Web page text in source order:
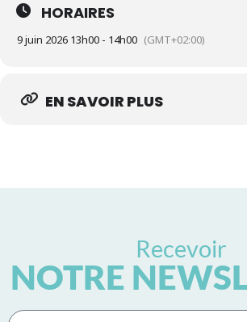
HORAIRES
9 juin 2026 13h00 - 14h00 (GMT+02:00)
EN SAVOIR PLUS
Recevoir
NOTRE